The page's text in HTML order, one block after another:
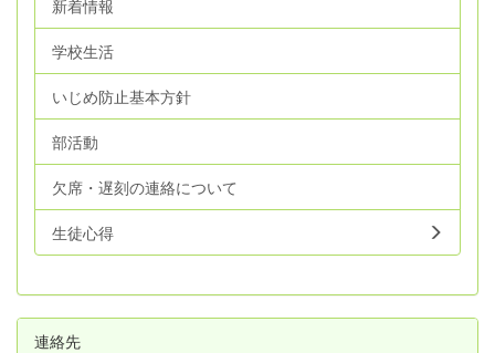
新着情報
学校生活
いじめ防止基本方針
部活動
欠席・遅刻の連絡について
生徒心得
連絡先